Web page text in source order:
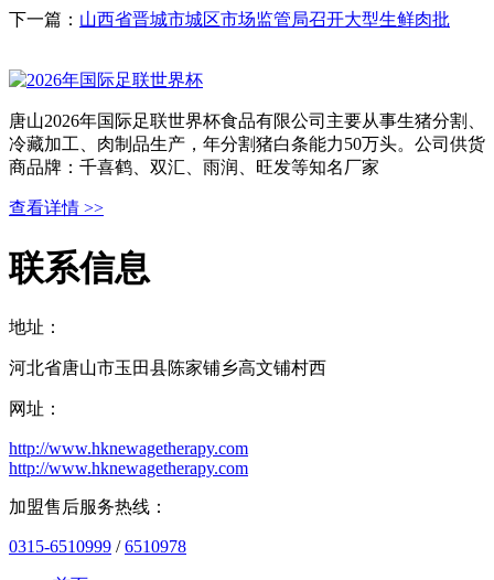
下一篇： 山西省晋城市城区市场监管局召开大型生鲜肉批
唐山2026年国际足联世界杯食品有限公司主要从事生猪分割、
冷藏加工、肉制品生产，年分割猪白条能力50万头。公司供货
商品牌：千喜鹤、双汇、雨润、旺发等知名厂家
查看详情 >>
联系信息
地址：
河北省唐山市玉田县陈家铺乡高文铺村西
网址：
http://www.hknewagetherapy.com
http://www.hknewagetherapy.com
加盟售后服务热线：
0315-6510999 /6510978